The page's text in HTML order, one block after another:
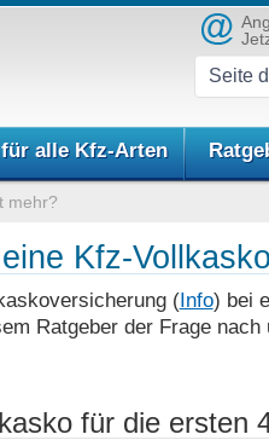
alle Kfz-Arten
mehr?
Kfz-
(Info) bei
Ratgeber der Frage nach
für die ersten